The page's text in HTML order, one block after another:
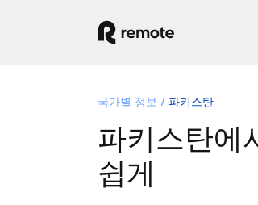
국가별 정보 파키스탄
파키스탄에
쉽게